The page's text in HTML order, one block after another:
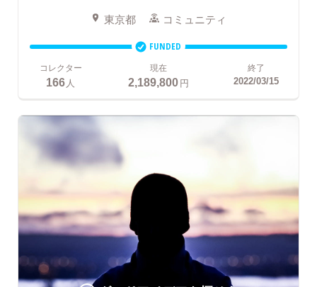
東京都 コミュニティ
FUNDED
コレクター
166 人
現在
2,189,800円
終了
2022/03/15